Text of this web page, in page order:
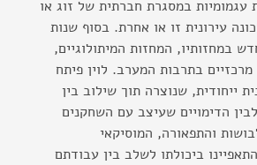
עגמומיות במסגרת חברתית של זוג או
עירונית זו או אחרת. בסוף שנות
במחזותיו, המחזות המיתולוגיים,
בתרבות המערב. לוין פיתח
ייחודית, שנוצרה תוך שילוב בין
הדימויים שעיצב עם השחקנים
והתפאורה, המוסיקאי
ביכולתו לשלב בין עבודתם